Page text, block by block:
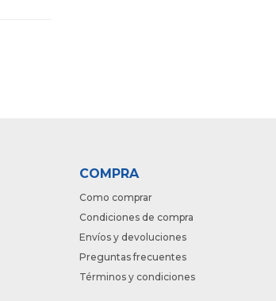
COMPRA
Como comprar
Condiciones de compra
Envíos y devoluciones
Preguntas frecuentes
Términos y condiciones